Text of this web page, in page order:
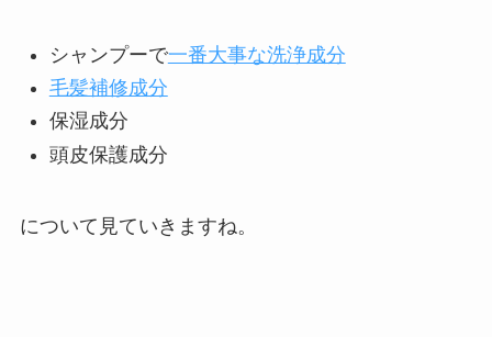
シャンプーで一番大事な洗浄成分
毛髪補修成分
保湿成分
頭皮保護成分
について見ていきますね。